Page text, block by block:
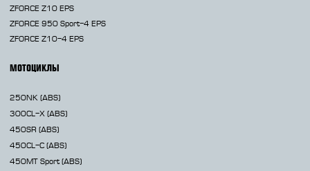
ZFORCE Z10 EPS
ZFORCE 950 Sport-4 EPS
ZFORCE Z10-4 EPS
МОТОЦИКЛЫ
250NK (ABS)
300CL-X (ABS)
450SR (ABS)
450CL-C (ABS)
450MT Sport (ABS)